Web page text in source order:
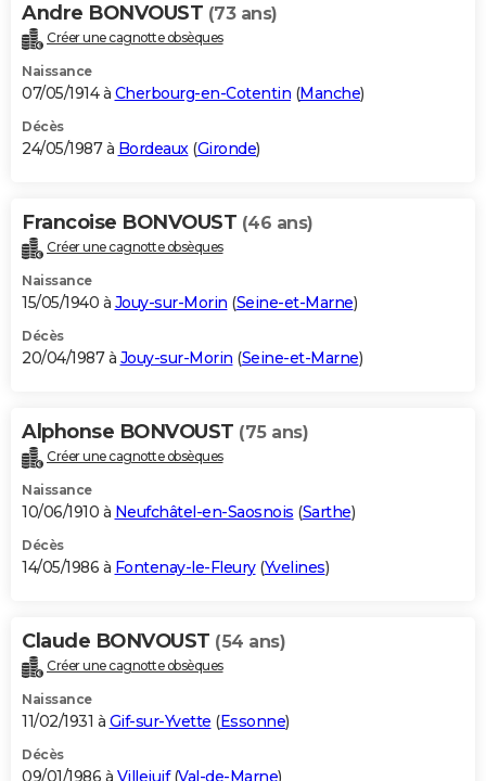
Andre BONVOUST (73 ans)
Créer une cagnotte obsèques
Naissance
07/05/1914 à Cherbourg-en-Cotentin (Manche)
Décès
24/05/1987 à Bordeaux(Gironde)
Francoise BONVOUST (46 ans)
Créer une cagnotte obsèques
Naissance
15/05/1940 à Jouy-sur-Morin (Seine-et-Marne)
Décès
20/04/1987 à Jouy-sur-Morin (Seine-et-Marne)
Alphonse BONVOUST (75 ans)
Créer une cagnotte obsèques
Naissance
10/06/1910 à Neufchâtel-en-Saosnois (Sarthe)
Décès
14/05/1986 à Fontenay-le-Fleury(Yvelines)
Claude BONVOUST (54 ans)
Créer une cagnotte obsèques
Naissance
11/02/1931 à Gif-sur-Yvette (Essonne)
Décès
09/01/1986 à Villejuif(Val-de-Marne)